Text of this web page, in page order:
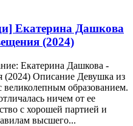
Екатерина Дашкова
(2024)
Екатерина Дашкова -
(2024) Описание Девушка из
великолепным образованием.
ничем от ее
с хорошей партией и
высшего...